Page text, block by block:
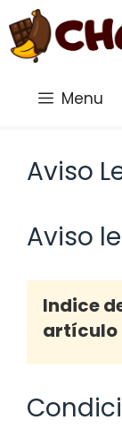
Saltar
al
contenido
Menu
Aviso
Aviso
Indice
artículo